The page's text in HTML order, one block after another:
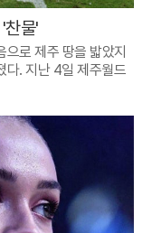
찬물'
로 제주 땅을 밟았지
다. 지난 4일 제주월드